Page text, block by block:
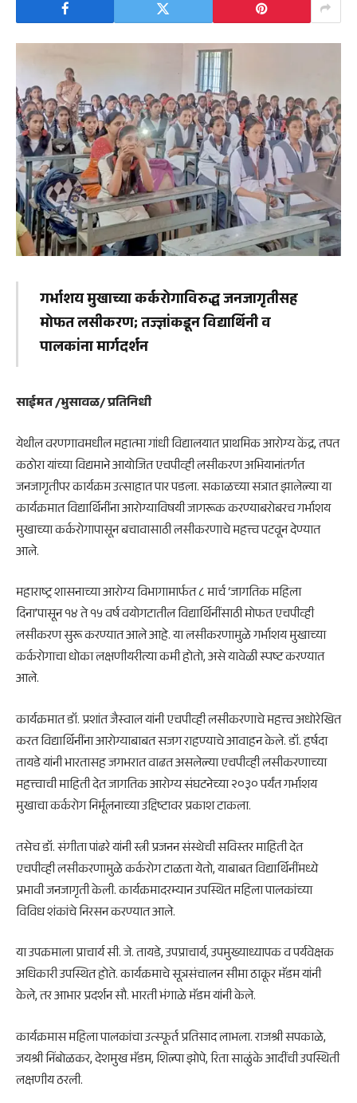
गर्भाशय मुखाच्या कर्करोगाविरुद्ध जनजागृतीसह
मोफत लसीकरण; तज्ज्ञांकडून विद्यार्थिनी व
पालकांना मार्गदर्शन
साईमत /भुसावळ/ प्रतिनिधी
येथील वरणगावमधील महात्मा गांधी विद्यालयात प्राथमिक आरोग्य केंद्र, तपत
कठोरा यांच्या विद्यमाने आयोजित एचपीव्ही लसीकरण अभियानांतर्गत
जनजागृतीपर कार्यक्रम उत्साहात पार पडला. सकाळच्या सत्रात झालेल्या या
कार्यक्रमात विद्यार्थिनींना आरोग्याविषयी जागरूक करण्याबरोबरच गर्भाशय
मुखाच्या कर्करोगापासून बचावासाठी लसीकरणाचे महत्त्व पटवून देण्यात
आले.
महाराष्ट्र शासनाच्या आरोग्य विभागामार्फत ८ मार्च ‘जागतिक महिला
दिना’पासून १४ ते १५ वर्ष वयोगटातील विद्यार्थिनींसाठी मोफत एचपीव्ही
लसीकरण सुरू करण्यात आले आहे. या लसीकरणामुळे गर्भाशय मुखाच्या
कर्करोगाचा धोका लक्षणीयरीत्या कमी होतो, असे यावेळी स्पष्ट करण्यात
आले.
कार्यक्रमात डॉ. प्रशांत जैस्वाल यांनी एचपीव्ही लसीकरणाचे महत्त्व अधोरेखित
करत विद्यार्थिनींना आरोग्याबाबत सजग राहण्याचे आवाहन केले. डॉ. हर्षदा
तायडे यांनी भारतासह जगभरात वाढत असलेल्या एचपीव्ही लसीकरणाच्या
महत्त्वाची माहिती देत जागतिक आरोग्य संघटनेच्या २०३० पर्यंत गर्भाशय
मुखाचा कर्करोग निर्मूलनाच्या उद्दिष्टावर प्रकाश टाकला.
तसेच डॉ. संगीता पांढरे यांनी स्त्री प्रजनन संस्थेची सविस्तर माहिती देत
एचपीव्ही लसीकरणामुळे कर्करोग टाळता येतो, याबाबत विद्यार्थिनींमध्ये
प्रभावी जनजागृती केली. कार्यक्रमादरम्यान उपस्थित महिला पालकांच्या
विविध शंकांचे निरसन करण्यात आले.
या उपक्रमाला प्राचार्य सी. जे. तायडे, उपप्राचार्य, उपमुख्याध्यापक व पर्यवेक्षक
अधिकारी उपस्थित होते. कार्यक्रमाचे सूत्रसंचालन सीमा ठाकूर मॅडम यांनी
केले, तर आभार प्रदर्शन सौ. भारती भंगाळे मॅडम यांनी केले.
कार्यक्रमास महिला पालकांचा उत्स्फूर्त प्रतिसाद लाभला. राजश्री सपकाळे,
जयश्री निंबोळकर, देशमुख मॅडम, शिल्पा झोपे, रिता साळुंके आदींची उपस्थिती
लक्षणीय ठरली.